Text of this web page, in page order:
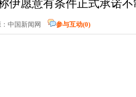
伊愿意有条件正式承诺
中国新闻网 参与互动(0)